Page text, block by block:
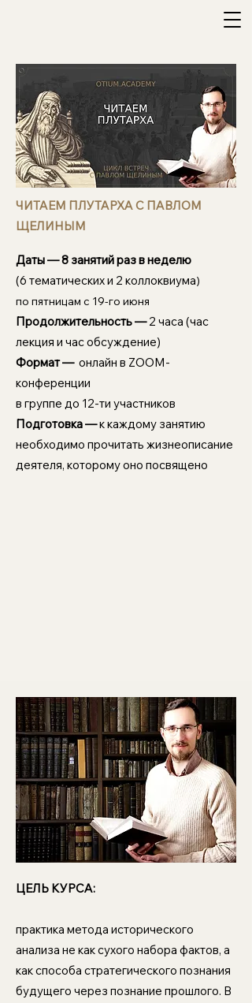
ЧИТАЕМ ПЛУТАРХА С ПАВЛОМ
ЩЕЛИНЫМ
Даты —8 занятий раз в неделю
(6 тематических и 2 коллоквиума)
по пятницам с 19-го июня
Продолжительность —2 часа (час
лекция и час обсуждение)
Формат — онлайн в ZOOM-
конференции
в группе до 12-ти участников
Подготовка —к каждому занятию
необходимо прочитать жизнеописание
деятеля, которому оно посвящено
ЦЕЛЬ КУРСА:
практика метода исторического
анализа не как сухого набора фактов, а
как способа стратегического познания
будущего через познание прошлого. В